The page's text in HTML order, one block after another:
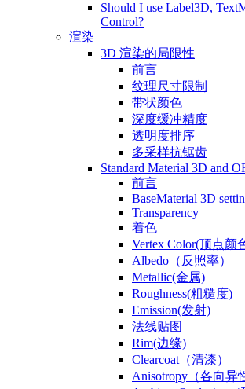
Should I use Label3D,
Control?
渲染
3D 渲染的局限性
前言
纹理尺寸限制
带状颜色
深度缓冲精度
透明度排序
多采样抗锯齿
Standard Material 3D and
前言
BaseMaterial 3D
Transparency
着色
Vertex Color(顶点颜
Albedo（反照率）
Metallic(金属)
Roughness(粗糙度)
Emission(发射)
法线贴图
Rim(边缘)
Clearcoat（清漆）
Anisotropy（各向异